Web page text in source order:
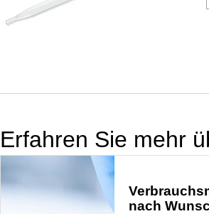
Erfahren Sie mehr
nach